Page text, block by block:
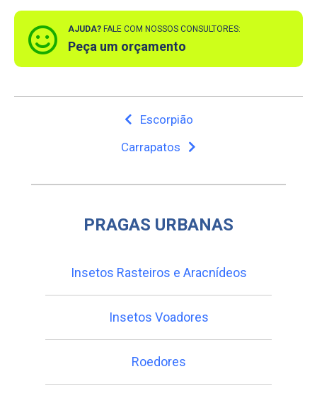
PRAGAS URBANAS
Insetos Rasteiros e Aracnídeos
Insetos Voadores
Roedores
AJUDA? FALE COM NOSSOS CONSULTORES:
Peça um orçamento
Escorpião
Carrapatos